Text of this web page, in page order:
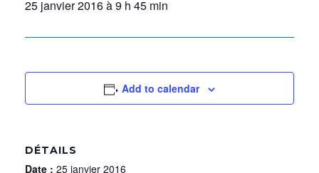
25 janvier 2016 à 9 h 45 min
Add to calendar
DÉTAILS
Date : 25 janvier 2016